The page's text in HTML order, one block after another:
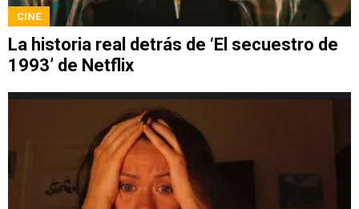
CINE
La historia real detrás de ‘El secuestro de
1993’ de Netflix